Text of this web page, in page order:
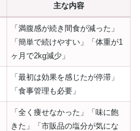
主な内容
「満腹感が続き間食が減った」
「簡単で続けやすい」「体重が1
ヶ月で2kg減少」
「最初は効果を感じたが停滞」
「食事管理も必要」
「全く痩せなかった」「味に飽
きた」「市販品の塩分が気にな